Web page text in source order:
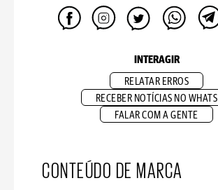
INTERAGIR
RELATAR ERROS
RECEBER NOTÍCIAS NO WHATS
FALAR COM A GENTE
CONTEÚDO DE MARCA